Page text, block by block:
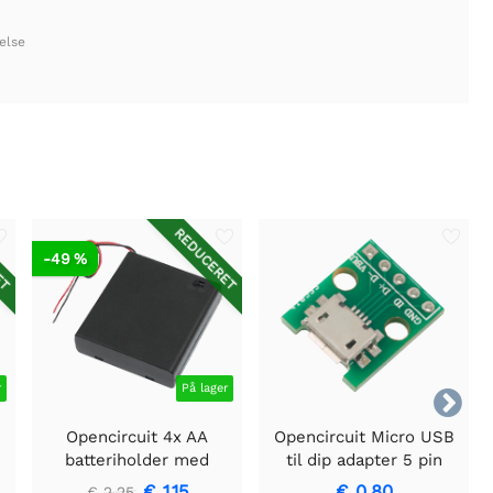

REDUCERET
På lager
-49 %
Opencircuit 4x AA
batteriholder med
kontakt
Opencircuit Micro USB
til dip adapter 5 pin